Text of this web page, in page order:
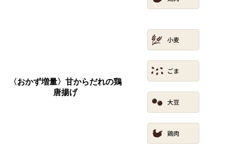
〈おかず増量〉甘からだれの鶏
唐揚げ